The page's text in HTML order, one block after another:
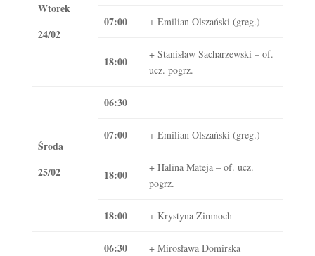
Wtorek
24/02
07:00 + Emilian Olszański (greg.)
18:00
+ Stanisław Sacharzewski – of.
ucz. pogrz.
Środa
25/02
06:30
07:00 + Emilian Olszański (greg.)
18:00
+ Halina Mateja – of. ucz.
pogrz.
18:00 + Krystyna Zimnoch
06:30 + Mirosława Domirska